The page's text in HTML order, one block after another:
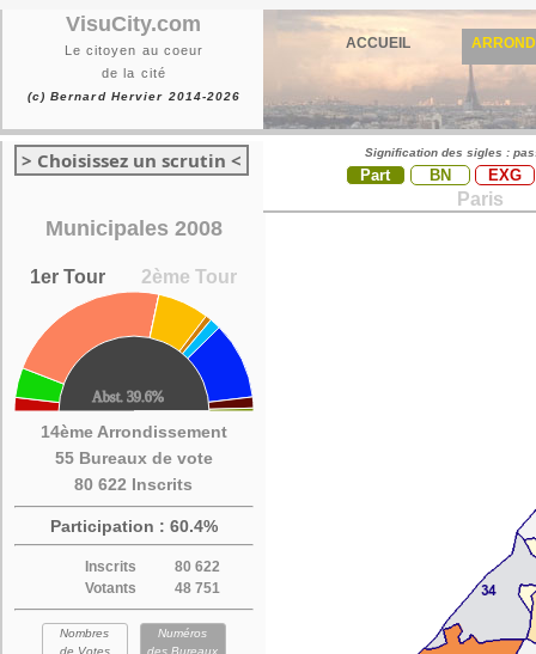
VisuCity.com
Le citoyen au coeur
de la cité
(c) Bernard Hervier 2014-2026
ACCUEIL
> Choisissez un scrutin <
Municipales 2008
1er Tour 2ème Tour
14ème Arrondissement
55 Bureaux de vote
80 622 Inscrits
Participation : 60.4%
Inscrits
80 622
Votants
48 751
Nombres
de Votes
Numéros
des Bureaux
Signification des sigles :
Part BN EXG
Paris